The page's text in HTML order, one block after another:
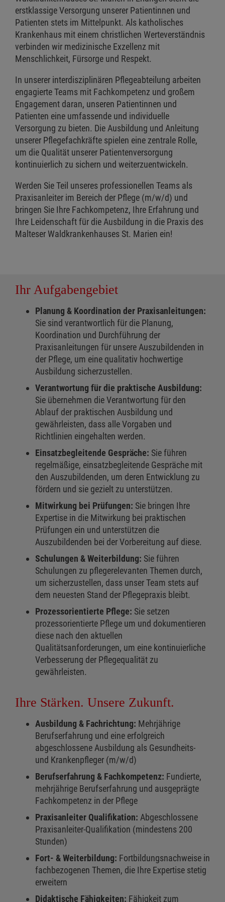
erstklassige Versorgung unserer Patientinnen und
Patienten stets im Mittelpunkt. Als katholisches
Krankenhaus mit einem christlichen Werteverständnis
verbinden wir medizinische Exzellenz mit
Menschlichkeit, Fürsorge und Respekt.
In unserer interdisziplinären Pflegeabteilung arbeiten
engagierte Teams mit Fachkompetenz und großem
Engagement daran, unseren Patientinnen und
Patienten eine umfassende und individuelle
Versorgung zu bieten. Die Ausbildung und Anleitung
unserer Pflegefachkräfte spielen eine zentrale Rolle,
um die Qualität unserer Patientenversorgung
kontinuierlich zu sichern und weiterzuentwickeln.
Werden Sie Teil unseres professionellen Teams als
Praxisanleiter im Bereich der Pflege (m/w/d) und
bringen Sie Ihre Fachkompetenz, Ihre Erfahrung und
Ihre Leidenschaft für die Ausbildung in die Praxis des
Malteser Waldkrankenhauses St. Marien ein!
Ihr Aufgabengebiet
Planung & Koordination der Praxisanleitungen:
Sie sind verantwortlich für die Planung,
Koordination und Durchführung der
Praxisanleitungen für unsere Auszubildenden in
der Pflege, um eine qualitativ hochwertige
Ausbildung sicherzustellen.
Verantwortung für die praktische Ausbildung:
Sie übernehmen die Verantwortung für den
Ablauf der praktischen Ausbildung und
gewährleisten, dass alle Vorgaben und
Richtlinien eingehalten werden.
Einsatzbegleitende Gespräche: Sie führen
regelmäßige, einsatzbegleitende Gespräche mit
den Auszubildenden, um deren Entwicklung zu
fördern und sie gezielt zu unterstützen.
Mitwirkung bei Prüfungen: Sie bringen Ihre
Expertise in die Mitwirkung bei praktischen
Prüfungen ein und unterstützen die
Auszubildenden bei der Vorbereitung auf diese.
Schulungen & Weiterbildung: Sie führen
Schulungen zu pflegerelevanten Themen durch,
um sicherzustellen, dass unser Team stets auf
dem neuesten Stand der Pflegepraxis bleibt.
Prozessorientierte Pflege: Sie setzen
prozessorientierte Pflege um und dokumentieren
diese nach den aktuellen
Qualitätsanforderungen, um eine kontinuierliche
Verbesserung der Pflegequalität zu
gewährleisten.
Ihre Stärken. Unsere Zukunft.
Ausbildung & Fachrichtung: Mehrjährige
Berufserfahrung und eine erfolgreich
abgeschlossene Ausbildung als Gesundheits-
und Krankenpfleger (m/w/d)
Berufserfahrung & Fachkompetenz: Fundierte,
mehrjährige Berufserfahrung und ausgeprägte
Fachkompetenz in der Pflege
Praxisanleiter Qualifikation: Abgeschlossene
Praxisanleiter-Qualifikation (mindestens 200
Stunden)
Fort- & Weiterbildung: Fortbildungsnachweise in
fachbezogenen Themen, die Ihre Expertise stetig
erweitern
Didaktische Fähigkeiten: Fähigkeit zum